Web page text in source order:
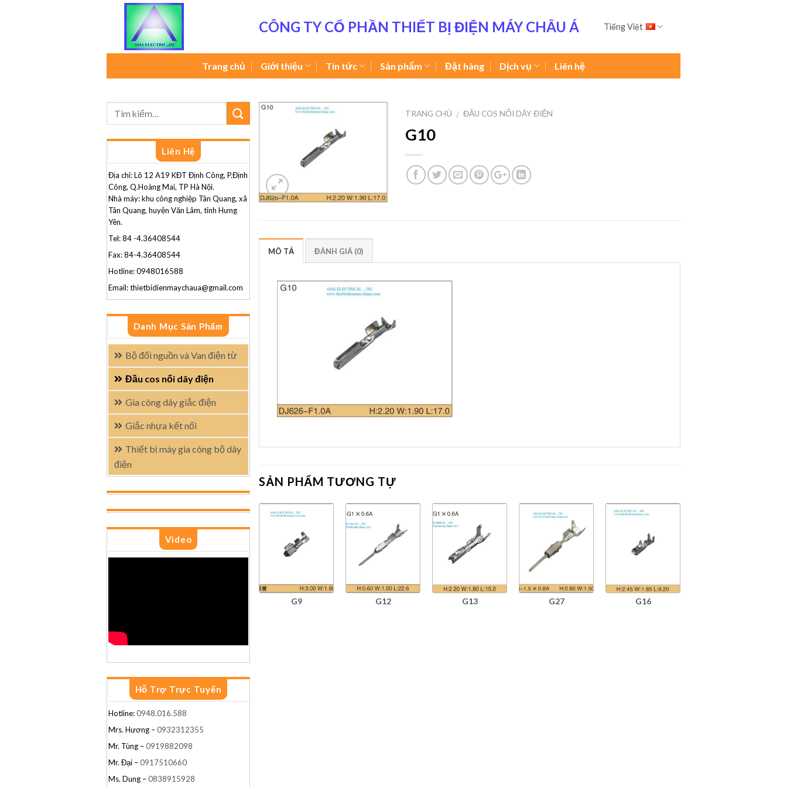
content
CÔNG TY CỔ PHẦN THIẾT BỊ ĐIỆN MÁY CHÂU Á Tiếng Việt
Trang chủ Giới thiệu Tin tức Sản phẩm Đặt hàng Dịch vụ Liên hệ
TRANG CHỦ / ĐẦU COS NỐI DÂY ĐIỆN
G10
MÔ TẢ ĐÁNH GIÁ (0)
SẢN PHẨM TƯƠNG TỰ
G9 G12 G13 G27 G16
Liên Hệ
Địa chỉ: Lô 12 A19 KĐT Định Công, P.Định
Công, Q.Hoàng Mai, TP Hà Nội.
Nhà máy: khu công nghiệp Tân Quang, xã
Tân Quang, huyện Văn Lâm, tỉnh Hưng
Yên.
Tel: 84 -4.36408544
Fax: 84-4.36408544
Hotline: 0948016588
Email: thietbidienmaychaua@gmail.com
Danh Mục Sản Phẩm
Bộ đổi nguồn và Van điện từ
Đầu cos nối dây điện
Gia công dây giắc điện
Giắc nhựa kết nối
Thiết bị máy gia công bộ dây
điện
Video
Hỗ Trợ Trực Tuyến
Hotline:0948.016.588
Mrs. Hương –0932312355
Mr. Tùng –0919882098
Mr. Đại –0917510660
Ms. Dung –0838915928